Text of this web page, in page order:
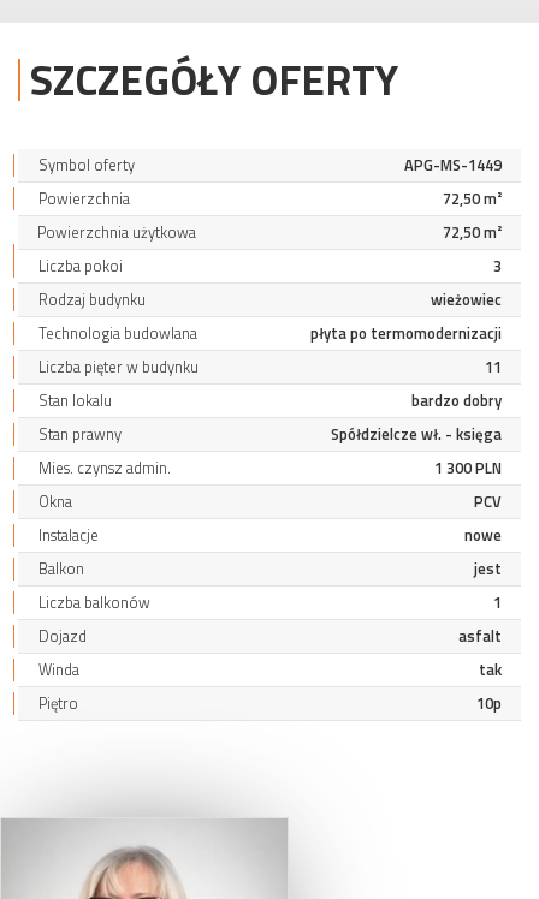
SZCZEGÓŁY OFERTY
Symbol oferty
APG-MS-1449
Powierzchnia
72,50 m²
Powierzchnia użytkowa
72,50 m²
Liczba pokoi
3
Rodzaj budynku
wieżowiec
Technologia budowlana
płyta po termomodernizacji
Liczba pięter w budynku
11
Stan lokalu
bardzo dobry
Stan prawny
Spółdzielcze wł. - księga
Mies. czynsz admin.
1 300 PLN
Okna
PCV
Instalacje
nowe
Balkon
jest
Liczba balkonów
1
Dojazd
asfalt
Winda
tak
Piętro
10p